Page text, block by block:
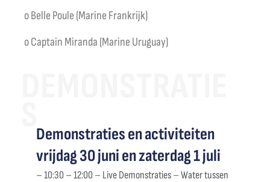
o Belle Poule (Marine Frankrijk)
o Captain Miranda (Marine Uruguay)
Demonstraties en activiteiten
vrijdag 30 juni en zaterdag 1 juli
– 10:30 – 12:00 – Live Demonstraties – Water tussen